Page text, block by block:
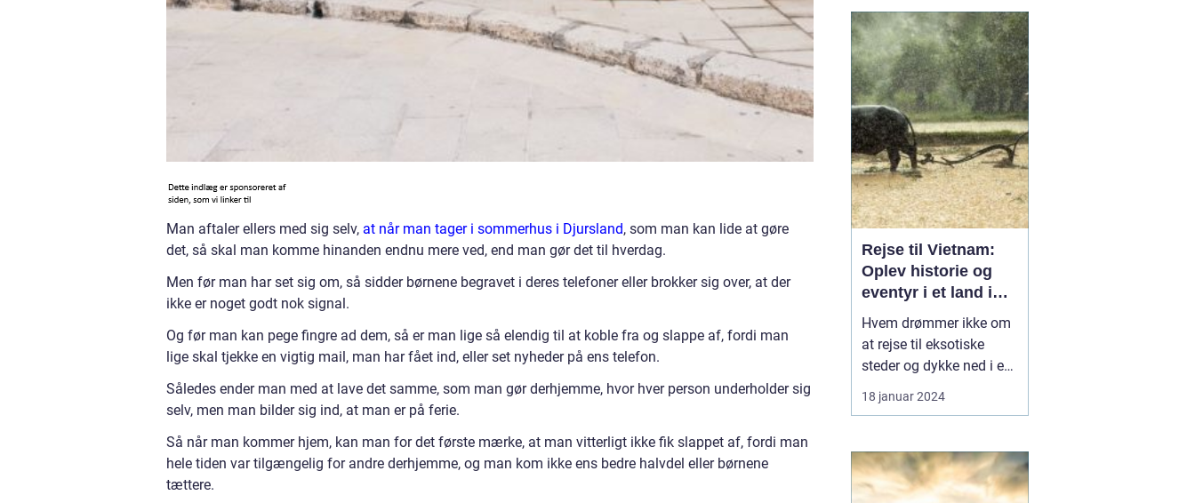
Man aftaler ellers med sig selv, at når man tager i sommerhus i Djursland, som man kan lide at gøre
det, så skal man komme hinanden endnu mere ved, end man gør det til hverdag.
Men før man har set sig om, så sidder børnene begravet i deres telefoner eller brokker sig over, at der
ikke er noget godt nok signal.
Og før man kan pege fingre ad dem, så er man lige så elendig til at koble fra og slappe af, fordi man
lige skal tjekke en vigtig mail, man har fået ind, eller set nyheder på ens telefon.
Således ender man med at lave det samme, som man gør derhjemme, hvor hver person underholder sig
selv, men man bilder sig ind, at man er på ferie.
Så når man kommer hjem, kan man for det første mærke, at man vitterligt ikke fik slappet af, fordi man
hele tiden var tilgængelig for andre derhjemme, og man kom ikke ens bedre halvdel eller børnene
tættere.
Dette sydøstasiatiske
land er kendt for sine
utrolige strande,
spændende kultur,
lækker mad og
overvældende skønhed.
I...
Rejse til Vietnam:
Oplev historie og
eventyr i et land i
rivende udvikling
Hvem drømmer ikke om
at rejse til eksotiske
steder og dykke ned i en
rig kulturel arv? Vietnam
er et sådant sted, der
blanding af historie,
smuk natur og
spændende eventyr. I
18 januar 2024